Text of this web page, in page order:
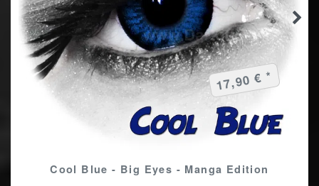
Cool Blue - Big Eyes - Manga Edition
17,90 € *